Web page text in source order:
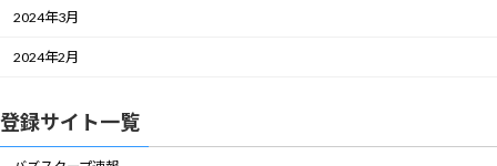
2024年3月
2024年2月
登録サイト一覧